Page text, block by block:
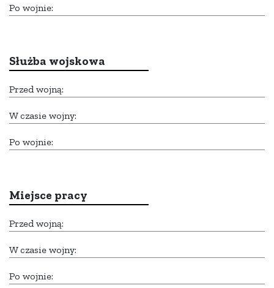
Po wojnie:
Służba wojskowa
Przed wojną:
W czasie wojny:
Po wojnie:
Miejsce pracy
Przed wojną:
W czasie wojny:
Po wojnie: